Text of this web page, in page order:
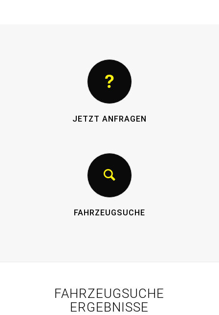
JETZT ANFRAGEN
FAHRZEUGSUCHE
FAHRZEUGSUCHE
ERGEBNISSE